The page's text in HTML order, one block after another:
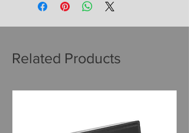
Related Products